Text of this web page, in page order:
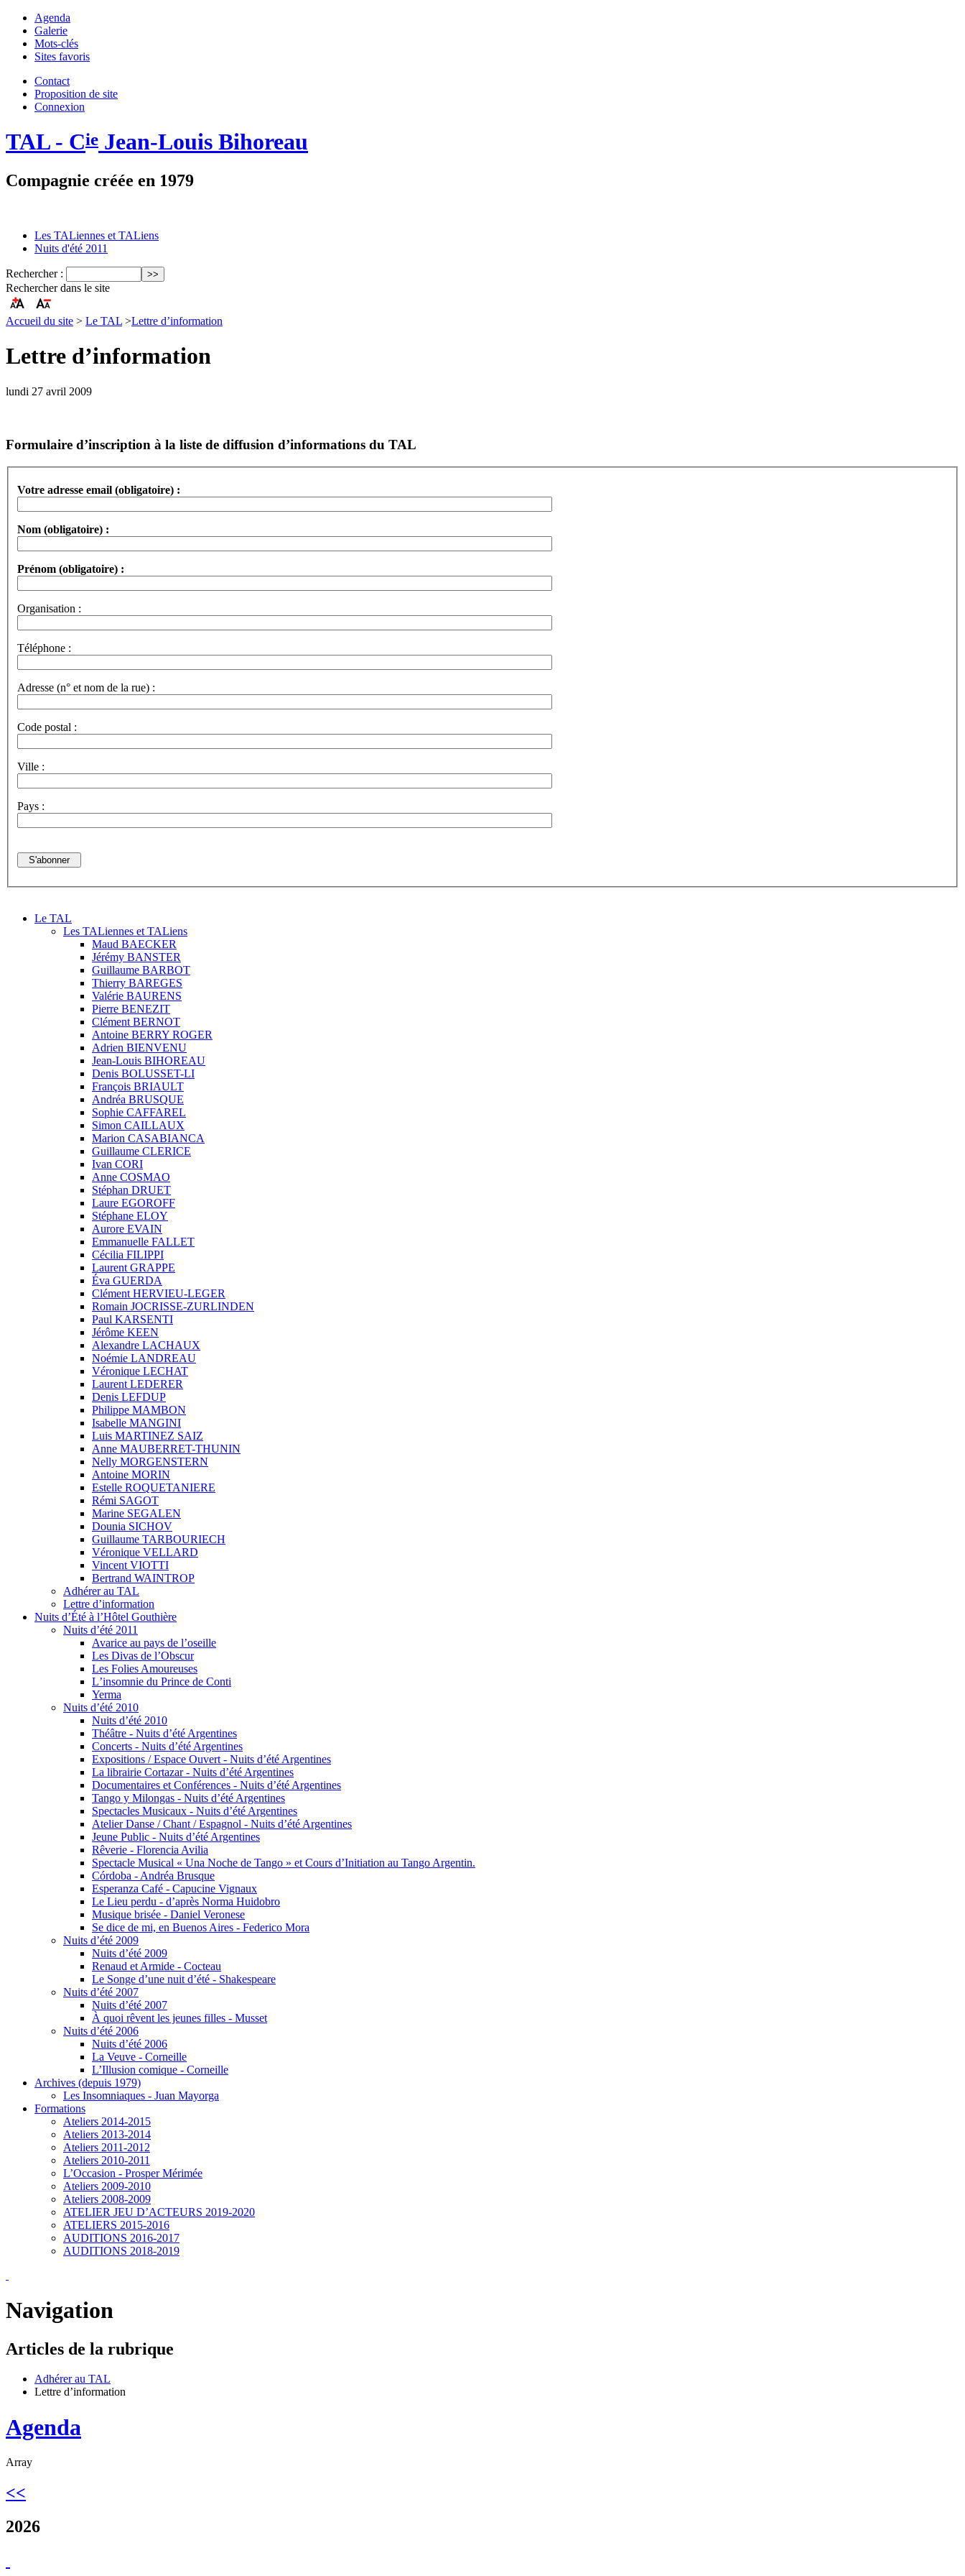
Agenda
Galerie
Mots-clés
Sites favoris
Contact
Proposition de site
Connexion
TAL - Cie Jean-Louis Bihoreau
Compagnie créée en 1979
Les TALiennes et TALiens
Nuits d'été 2011
Rechercher :
Rechercher dans le site
Accueil du site > Le TAL >Lettre d’information
Lettre d’information
lundi 27 avril 2009
Formulaire d’inscription à la liste de diffusion d’informations du TAL
Votre adresse email (obligatoire) :
Nom (obligatoire) :
Prénom (obligatoire) :
Organisation :
Téléphone :
Adresse (n° et nom de la rue) :
Code postal :
Ville :
Pays :
Le TAL
Les TALiennes et TALiens
Maud BAECKER
Jérémy BANSTER
Guillaume BARBOT
Thierry BAREGES
Valérie BAURENS
Pierre BENEZIT
Clément BERNOT
Antoine BERRY ROGER
Adrien BIENVENU
Jean-Louis BIHOREAU
Denis BOLUSSET-LI
François BRIAULT
Andréa BRUSQUE
Sophie CAFFAREL
Simon CAILLAUX
Marion CASABIANCA
Guillaume CLERICE
Ivan CORI
Anne COSMAO
Stéphan DRUET
Laure EGOROFF
Stéphane ELOY
Aurore EVAIN
Emmanuelle FALLET
Cécilia FILIPPI
Laurent GRAPPE
Éva GUERDA
Clément HERVIEU-LEGER
Romain JOCRISSE-ZURLINDEN
Paul KARSENTI
Jérôme KEEN
Alexandre LACHAUX
Noémie LANDREAU
Véronique LECHAT
Laurent LEDERER
Denis LEFDUP
Philippe MAMBON
Isabelle MANGINI
Luis MARTINEZ SAIZ
Anne MAUBERRET-THUNIN
Nelly MORGENSTERN
Antoine MORIN
Estelle ROQUETANIERE
Rémi SAGOT
Marine SEGALEN
Dounia SICHOV
Guillaume TARBOURIECH
Véronique VELLARD
Vincent VIOTTI
Bertrand WAINTROP
Adhérer au TAL
Lettre d’information
Nuits d’Été à l’Hôtel Gouthière
Nuits d’été 2011
Avarice au pays de l’oseille
Les Divas de l’Obscur
Les Folies Amoureuses
Lʼinsomnie du Prince de Conti
Yerma
Nuits d’été 2010
Nuits d’été 2010
Théâtre - Nuits d’été Argentines
Concerts - Nuits d’été Argentines
Expositions / Espace Ouvert - Nuits d’été Argentines
La librairie Cortazar - Nuits d’été Argentines
Documentaires et Conférences - Nuits d’été Argentines
Tango y Milongas - Nuits d’été Argentines
Spectacles Musicaux - Nuits d’été Argentines
Atelier Danse / Chant / Espagnol - Nuits d’été Argentines
Jeune Public - Nuits d’été Argentines
Rêverie - Florencia Avilia
Spectacle Musical « Una Noche de Tango » et Cours d’Initiation au Tango Argentin.
Córdoba - Andréa Brusque
Esperanza Café - Capucine Vignaux
Le Lieu perdu - d’après Norma Huidobro
Musique brisée - Daniel Veronese
Se dice de mi, en Buenos Aires - Federico Mora
Nuits d’été 2009
Nuits d’été 2009
Renaud et Armide - Cocteau
Le Songe d’une nuit d’été - Shakespeare
Nuits d’été 2007
Nuits d’été 2007
À quoi rêvent les jeunes filles - Musset
Nuits d’été 2006
Nuits d’été 2006
La Veuve - Corneille
L’Illusion comique - Corneille
Archives (depuis 1979)
Les Insomniaques - Juan Mayorga
Formations
Ateliers 2014-2015
Ateliers 2013-2014
Ateliers 2011-2012
Ateliers 2010-2011
L’Occasion - Prosper Mérimée
Ateliers 2009-2010
Ateliers 2008-2009
ATELIER JEU D’ACTEURS 2019-2020
ATELIERS 2015-2016
AUDITIONS 2016-2017
AUDITIONS 2018-2019
Navigation
Articles de la rubrique
Adhérer au TAL
Lettre d’information
Agenda
Array
<<
2026